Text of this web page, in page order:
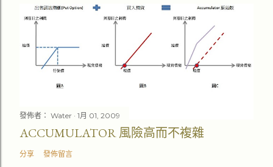
發佈者： Water 1月 01, 2009
ACCUMULATOR 風險高而不複雜
分享 發佈留言